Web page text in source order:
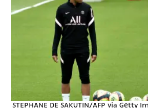
STEPHANE DE SAKUTIN/AFP via Getty